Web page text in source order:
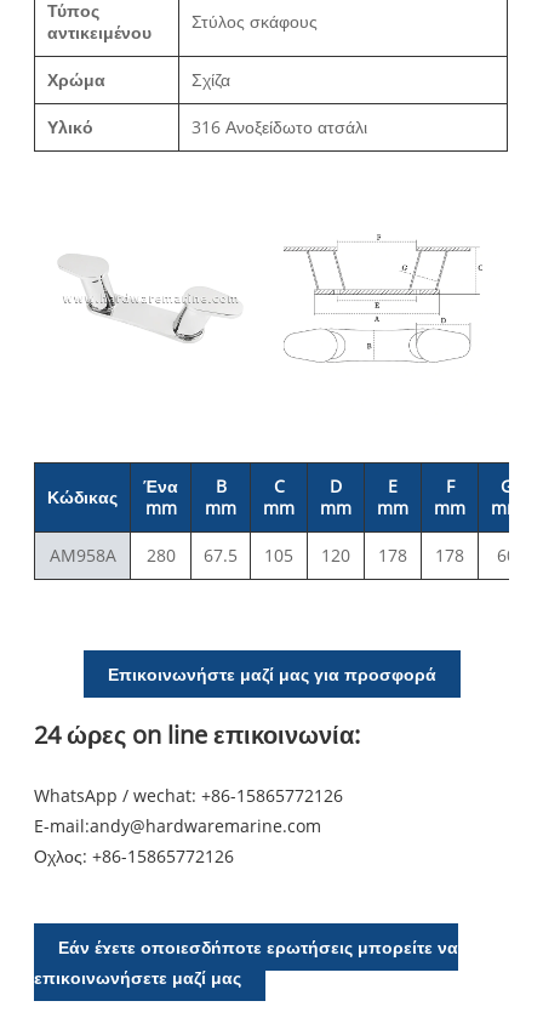
Τύπος
αντικειμένου
Στύλος σκάφους
Χρώμα Σχίζα
Υλικό 316 Ανοξείδωτο ατσάλι
Κώδικας
Ένα
mm
B
mm
C
mm
D
mm
E
mm
F
mm
G
mm
AM958A 280 67.5 105 120 178 178 60
Επικοινωνήστε μαζί μας για προσφορά
24 ώρες on line επικοινωνία:
WhatsApp / wechat: +86-15865772126
E-mail:andy@hardwaremarine.com
Οχλος:+86-15865772126
Εάν έχετε οποιεσδήποτε ερωτήσεις μπορείτε να
επικοινωνήσετε μαζί μας